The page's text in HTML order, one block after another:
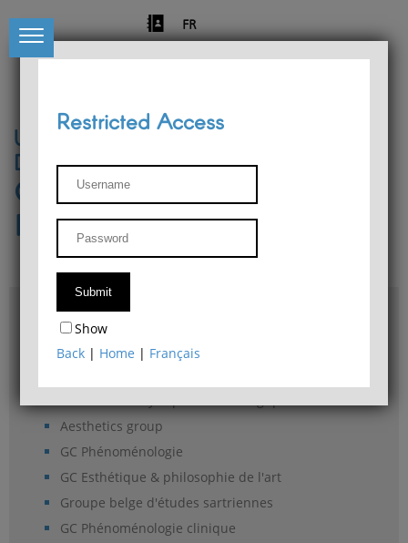
FR
University of Liège
Départment of Philosophy
Center for Phenomenological
Research
Access & maps
Philosophy Department Library
Aesthetics group
GC Phénoménologie
GC Esthétique & philosophie de l'art
Groupe belge d'études sartriennes
GC Phénoménologie clinique
Restricted Access
Show
Back | Home | Français